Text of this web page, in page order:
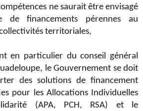
ne saurait être envisagé
de financements pérennes au
territoriales,
en particulier du conseil général
le Gouvernement se doit
des solutions de financement
pour les Allocations Individuelles
(APA, PCH, RSA) et le